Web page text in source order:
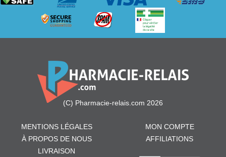
(C) Pharmacie-relais.com 2026
MENTIONS LÉGALES
À PROPOS DE NOUS
LIVRAISON
MON COMPTE
AFFILIATIONS